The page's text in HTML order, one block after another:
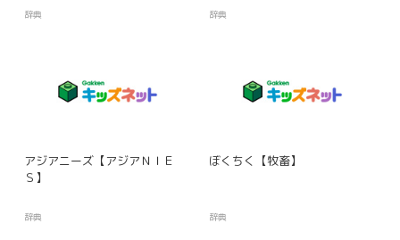
辞典 辞典
アジアニーズ【アジアＮＩＥ
Ｓ】
辞典
ぼくちく【牧畜】
辞典